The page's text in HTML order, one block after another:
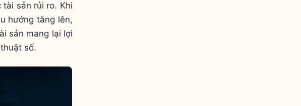
sản rủi ro. Khi
hướng tăng lên,
sản mang lại lợi
số.